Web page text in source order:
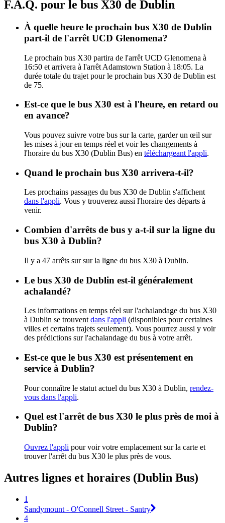
F.A.Q. pour le bus X30 de Dublin
À quelle heure le prochain bus X30 de Dublin
part-il de l'arrêt UCD Glenomena?
Le prochain bus X30 partira de l'arrêt UCD Glenomena à
16:50 et arrivera à l'arrêt Adamstown Station à 18:05. La
durée totale du trajet pour le prochain bus X30 de Dublin est
de 75.
Est-ce que le bus X30 est à l'heure, en retard ou
en avance?
Vous pouvez suivre votre bus sur la carte, garder un œil sur
les mises à jour en temps réel et voir les changements à
l'horaire du bus X30 (Dublin Bus) en téléchargeant l'appli.
Quand le prochain bus X30 arrivera-t-il?
Les prochains passages du bus X30 de Dublin s'affichent
dans l'appli. Vous y trouverez aussi l'horaire des départs à
venir.
Combien d'arrêts de bus y a-t-il sur la ligne du
bus X30 à Dublin?
Il y a 47 arrêts sur sur la ligne du bus X30 à Dublin.
Le bus X30 de Dublin est-il généralement
achalandé?
Les informations en temps réel sur l'achalandage du bus X30
à Dublin se trouvent dans l'appli (disponibles pour certaines
villes et certains trajets seulement). Vous pourrez aussi y voir
des prédictions sur l'achalandage du bus à votre arrêt.
Est-ce que le bus X30 est présentement en
service à Dublin?
Pour connaître le statut actuel du bus X30 à Dublin, rendez-
vous dans l'appli.
Quel est l'arrêt de bus X30 le plus près de moi à
Dublin?
Ouvrez l'appli pour voir votre emplacement sur la carte et
trouver l'arrêt du bus X30 le plus près de vous.
Autres lignes et horaires (Dublin Bus)
1
Sandymount - O'Connell Street - Santry
4